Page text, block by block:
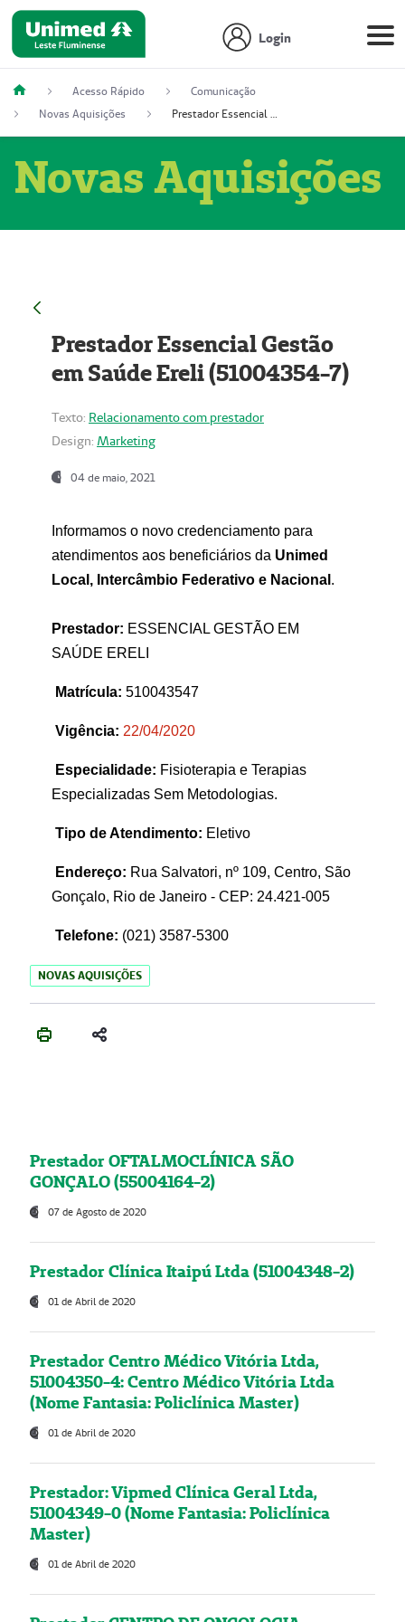
Login
Acesso Rápido
Comunicação
Novas Aquisições
Prestador Essencial Gestão em Saúde Ereli (51004354-7)
Novas Aquisições
Prestador Essencial Gestão
em Saúde Ereli (51004354-7)
Texto: Relacionamento com prestador
Design: Marketing
04 de maio, 2021
Informamos o novo credenciamento para
atendimentos aos beneficiários da Unimed
Local, Intercâmbio Federativo e Nacional .
Prestador: ESSENCIAL GESTÃO EM
SAÚDE ERELI
Matrícula: 510043547
Vigência: 22/04/2020
Especialidade: Fisioterapia e Terapias
Especializadas Sem Metodologias.
Tipo de Atendimento: Eletivo
Endereço: Rua Salvatori, nº 109, Centro, São
Gonçalo, Rio de Janeiro - CEP: 24.421-005
Telefone: (021) 3587-5300
NOVAS AQUISIÇÕES
Prestador OFTALMOCLÍNICA SÃO
GONÇALO (55004164-2)
07 de Agosto de 2020
Prestador Clínica Itaipú Ltda (51004348-2)
01 de Abril de 2020
Prestador Centro Médico Vitória Ltda,
51004350-4: Centro Médico Vitória Ltda
(Nome Fantasia: Policlínica Master)
01 de Abril de 2020
Prestador: Vipmed Clínica Geral Ltda,
51004349-0 (Nome Fantasia: Policlínica
Master)
01 de Abril de 2020